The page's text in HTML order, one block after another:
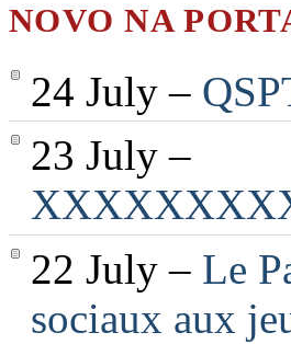
NOVO NA
24 July –
23 July –
22 July – Le
sociaux aux